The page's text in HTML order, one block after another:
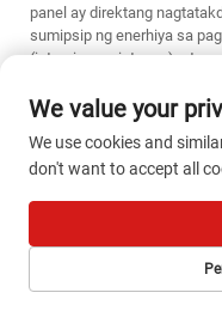
panel ay direktang
sumipsip ng enerhiya sa
(intrusion resistance), at sa
pagganap ng kaligtasan ng
strength steels ay
may mas mataas na
sa mga karaniwang
balansehin laban sa iba’t
materyales sa buong
antas ng materyales kung
We value your
We use cookies and
don't want to accept all